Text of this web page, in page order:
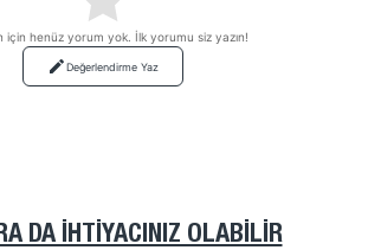
için henüz yorum yok. İlk yorumu siz yazın!
Değerlendirme Yaz
DA İHTIYACINIZ OLABILIR